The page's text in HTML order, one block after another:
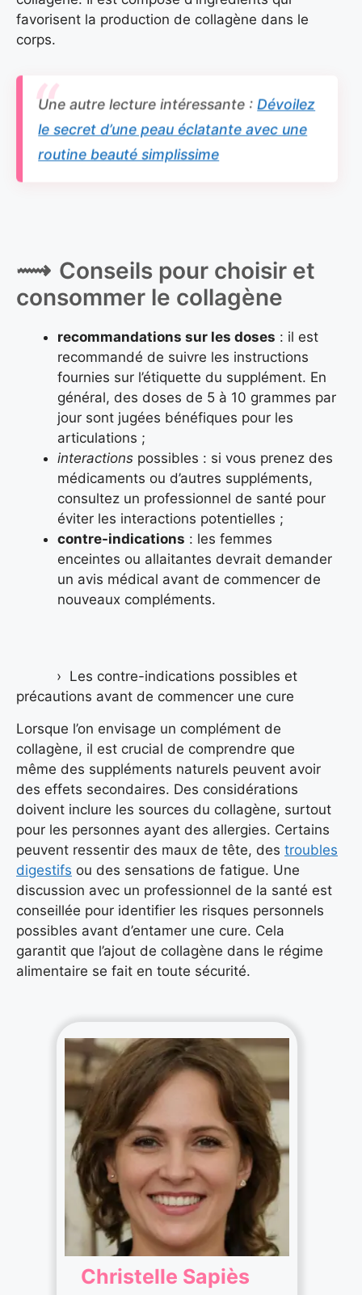
favorisent la production de collagène dans le
corps.
Une autre lecture intéressante : Dévoilez
le secret d’une peau éclatante avec une
routine beauté simplissime
Conseils pour choisir et
consommer le collagène
recommandations sur les doses : il est
recommandé de suivre les instructions
fournies sur l’étiquette du supplément. En
général, des doses de 5 à 10 grammes par
jour sont jugées bénéfiques pour les
articulations ;
interactions possibles : si vous prenez des
médicaments ou d’autres suppléments,
consultez un professionnel de santé pour
éviter les interactions potentielles ;
contre-indications : les femmes
enceintes ou allaitantes devrait demander
un avis médical avant de commencer de
nouveaux compléments.
Les contre-indications possibles et
précautions avant de commencer une cure
Lorsque l’on envisage un complément de
collagène, il est crucial de comprendre que
même des suppléments naturels peuvent avoir
des effets secondaires. Des considérations
doivent inclure les sources du collagène, surtout
pour les personnes ayant des allergies. Certains
peuvent ressentir des maux de tête, des troubles
digestifs ou des sensations de fatigue. Une
discussion avec un professionnel de la santé est
conseillée pour identifier les risques personnels
possibles avant d’entamer une cure. Cela
garantit que l’ajout de collagène dans le régime
alimentaire se fait en toute sécurité.
Christelle Sapiès